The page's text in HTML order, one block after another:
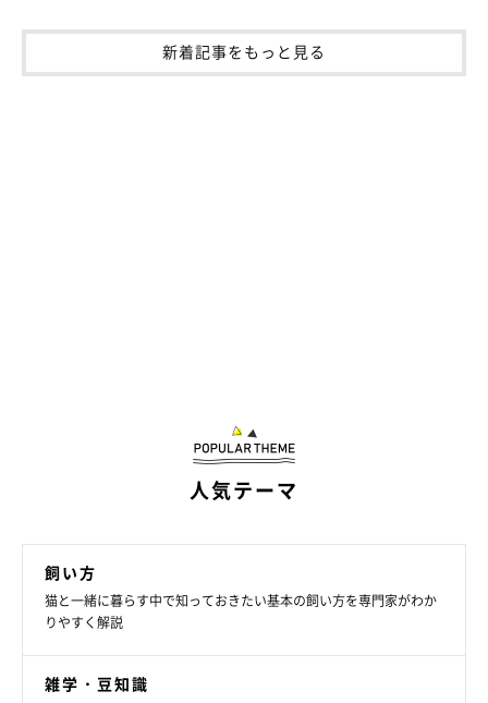
ら嬉しいですよね。飼い主さんの気持ちが伝わりやすくなる応え
方をマスターしましょう！
ポイント１：やわらかい声で人と同じように返してみて
新着記事をもっと見る
人気テーマ
飼い方
猫と一緒に暮らす中で知っておきたい基本の飼い方を専門家がわか
りやすく解説
雑学・豆知識